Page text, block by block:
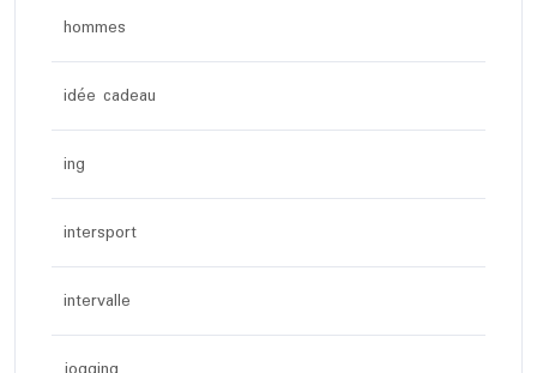
hommes
idée cadeau
ing
intersport
intervalle